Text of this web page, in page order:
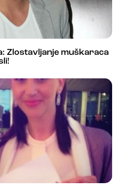
Zlostavljanje muškaraca